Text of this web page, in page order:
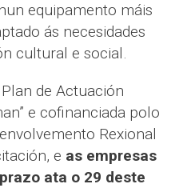
equipamento máis
ás necesidades
cultural e social.
de Actuación
e cofinanciada polo
Rexional
e as empresas
ata o 29 deste